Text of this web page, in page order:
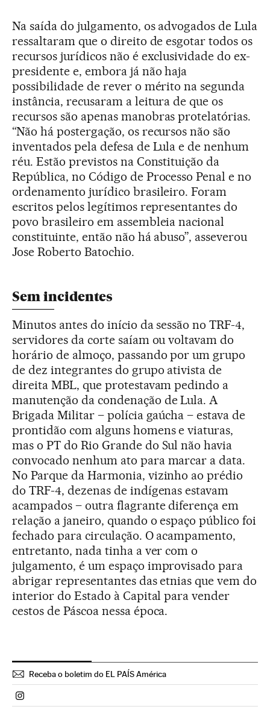
Na saída do julgamento, os advogados de Lula
ressaltaram que o direito de esgotar todos os
recursos jurídicos não é exclusividade do ex-
presidente e, embora já não haja
possibilidade de rever o mérito na segunda
instância, recusaram a leitura de que os
recursos são apenas manobras protelatórias.
“Não há postergação, os recursos não são
inventados pela defesa de Lula e de nenhum
réu. Estão previstos na Constituição da
República, no Código de Processo Penal e no
ordenamento jurídico brasileiro. Foram
escritos pelos legítimos representantes do
povo brasileiro em assembleia nacional
constituinte, então não há abuso”, asseverou
Jose Roberto Batochio.
Sem incidentes
Minutos antes do início da sessão no TRF-4,
servidores da corte saíam ou voltavam do
horário de almoço, passando por um grupo
de dez integrantes do grupo ativista de
direita MBL, que protestavam pedindo a
manutenção da condenação de Lula. A
Brigada Militar – polícia gaúcha – estava de
prontidão com alguns homens e viaturas,
mas o PT do Rio Grande do Sul não havia
convocado nenhum ato para marcar a data.
No Parque da Harmonia, vizinho ao prédio
do TRF-4, dezenas de indígenas estavam
acampados – outra flagrante diferença em
relação a janeiro, quando o espaço público foi
fechado para circulação. O acampamento,
entretanto, nada tinha a ver com o
julgamento, é um espaço improvisado para
abrigar representantes das etnias que vem do
interior do Estado à Capital para vender
cestos de Páscoa nessa época.
Receba o boletim do EL PAÍS América
Politica El País Brasil en Instagram